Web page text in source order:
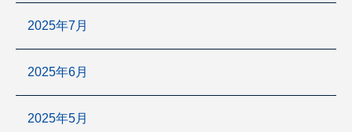
2025年7月
2025年6月
2025年5月